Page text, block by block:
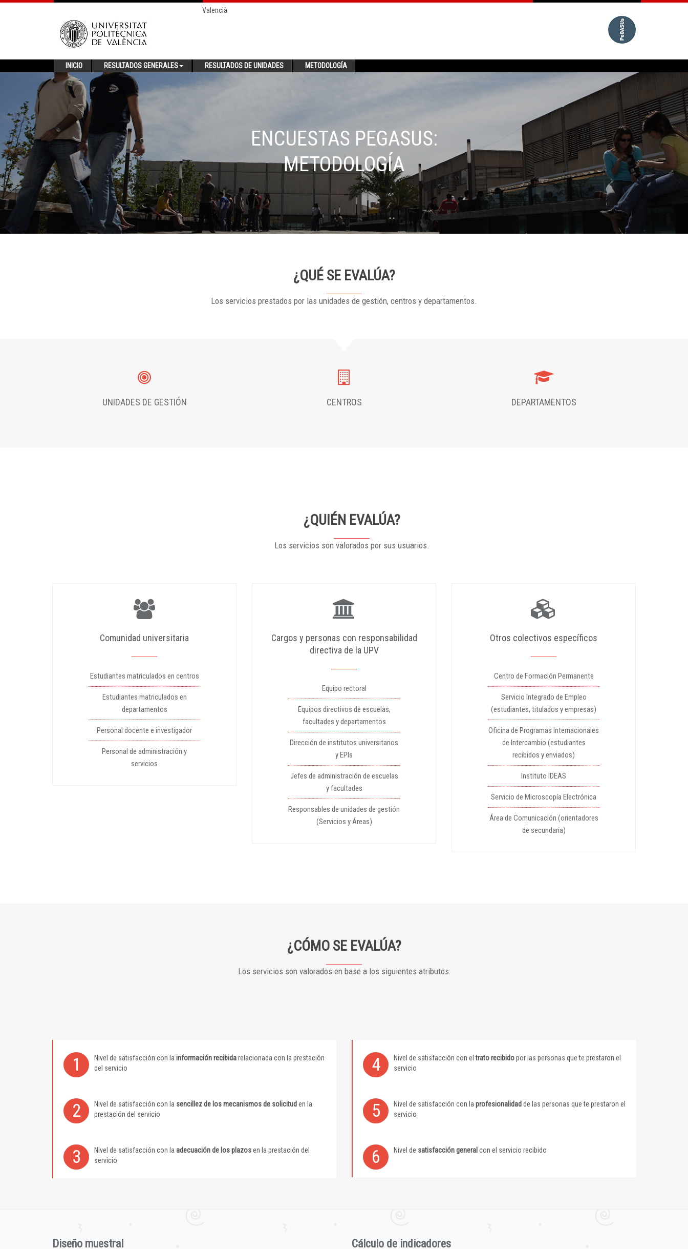
Valencià
INICIO RESULTADOS GENERALES RESULTADOS DE UNIDADES METODOLOGÍA
ENCUESTAS PEGASUS:
METODOLOGÍA
¿QUÉ SE EVALÚA?
Los servicios prestados por las unidades de gestión, centros y departamentos.
UNIDADES DE GESTIÓN CENTROS DEPARTAMENTOS
¿QUIÉN EVALÚA?
Los servicios son valorados por sus usuarios.
Comunidad universitaria
Estudiantes matriculados en centros
Estudiantes matriculados en
departamentos
Personal docente e investigador
Personal de administración y
servicios
Cargos y personas con responsabilidad
directiva de la UPV
Equipo rectoral
Equipos directivos de escuelas,
facultades y departamentos
Dirección de institutos universitarios
y EPIs
Jefes de administración de escuelas
y facultades
Responsables de unidades de gestión
(Servicios y Áreas)
Otros colectivos específicos
Centro de Formación Permanente
Servicio Integrado de Empleo
(estudiantes, titulados y empresas)
Oficina de Programas Internacionales
de Intercambio (estudiantes
recibidos y enviados)
Instituto IDEAS
Servicio de Microscopía Electrónica
Área de Comunicación (orientadores
de secundaria)
¿CÓMO SE EVALÚA?
Los servicios son valorados en base a los siguientes atributos:
1 Nivel de satisfacción con la información recibidarelacionada con la prestación
del servicio
4 Nivel de satisfacción con eltrato recibidopor las personas que te prestaron el
servicio
2 Nivel de satisfacción con la sencillez de los mecanismos de solicitud en la
prestación del servicio
5 Nivel de satisfacción con la profesionalidad de las personas que te prestaron el
servicio
3 Nivel de satisfacción con la adecuación de los plazosen la prestación del
servicio
6 Nivel de satisfacción general con el servicio recibido
Diseño muestral Cálculo de indicadores